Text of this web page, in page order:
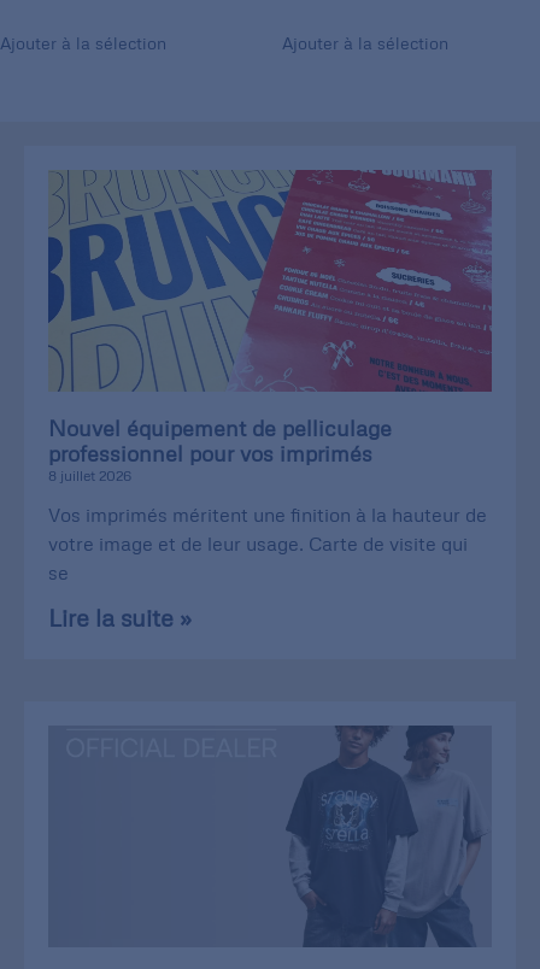
Ajouter à la sélection Ajouter à la sélection
Nouvel équipement de pelliculage
professionnel pour vos imprimés
8 juillet 2026
Vos imprimés méritent une finition à la hauteur de
votre image et de leur usage. Carte de visite qui
se
Lire la suite »